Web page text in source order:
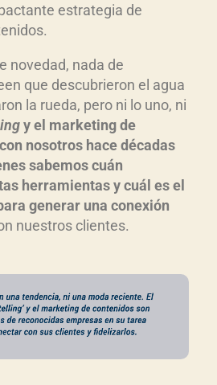
estrategia de
novedad, nada de
que descubrieron el agua
la rueda, pero ni lo uno, ni
y el marketing de
nosotros hace décadas
sabemos cuán
herramientas y cuál es el
generar una conexión
nuestros clientes.